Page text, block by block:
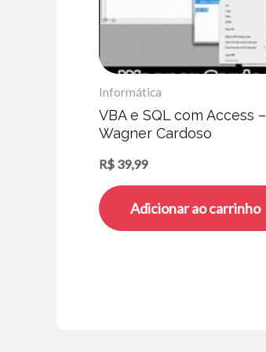
Informática
VBA e SQL com Access –
Wagner Cardoso
R$ 39,99
Adicionar ao carrinho